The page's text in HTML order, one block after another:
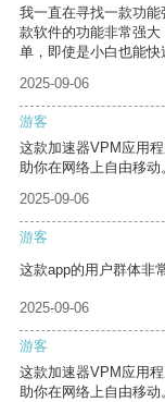
我一直在寻找一款功
款软件的功能非常强
单，即使是小白也能快
2025-09-06
游客
这款加速器VPM应用
助你在网络上自由移动
2025-09-06
游客
这款app的用户群体非
2025-09-06
游客
这款加速器VPM应用
助你在网络上自由移动